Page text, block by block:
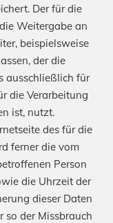
Der für die
Weitergabe an
beispielsweise
der die
ausschließlich für
die Verarbeitung
ist, nutzt.
des für die
ferner die vom
Person
die Uhrzeit der
dieser Daten
so der Missbrauch